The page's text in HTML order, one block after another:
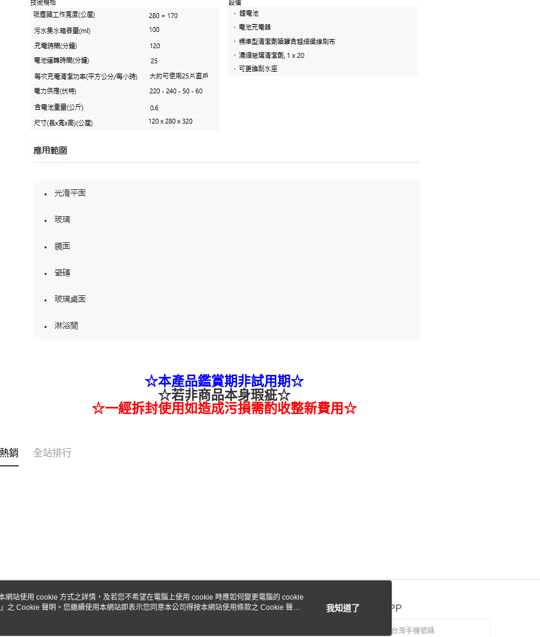
☆本產品鑑賞期非試用期☆
☆若非商品本身瑕疵☆
☆一經拆封使用如造成污損需酌收整新費用☆
銷 全站排行
關於我們 客服資訊 官方APP
網站使用 cookie 方式之詳情，及若您不希望在電腦上使用 cookie 時應如何變更電腦的 cookie
」之 Cookie 聲明。您繼續使用本網站即表示您同意本公司得按本網站使用條款之 Cookie 聲明
我知道了